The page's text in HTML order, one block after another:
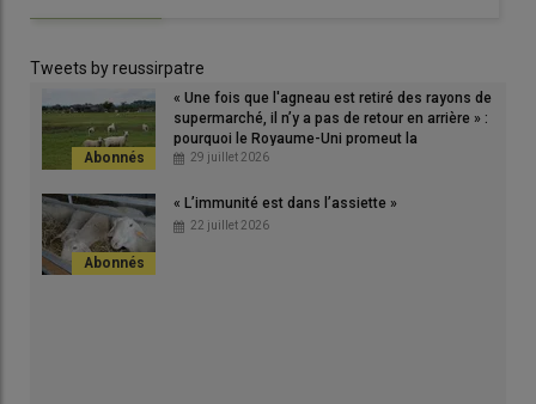
sont moins sales.
Tweets by reussirpatre
« Une fois que l'agneau est retiré des rayons de
supermarché, il n’y a pas de retour en arrière » :
pourquoi le Royaume-Uni promeut la
consommation d'agneau en France
29 juillet 2026
« L’immunité est dans l’assiette »
22 juillet 2026